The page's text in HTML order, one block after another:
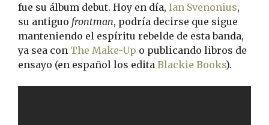
fue su álbum debut. Hoy en día, Ian Svenonius,
su antiguo frontman, podría decirse que sigue
manteniendo el espíritu rebelde de esta banda,
ya sea con The Make-Up o publicando libros de
ensayo (en español los edita Blackie Books).